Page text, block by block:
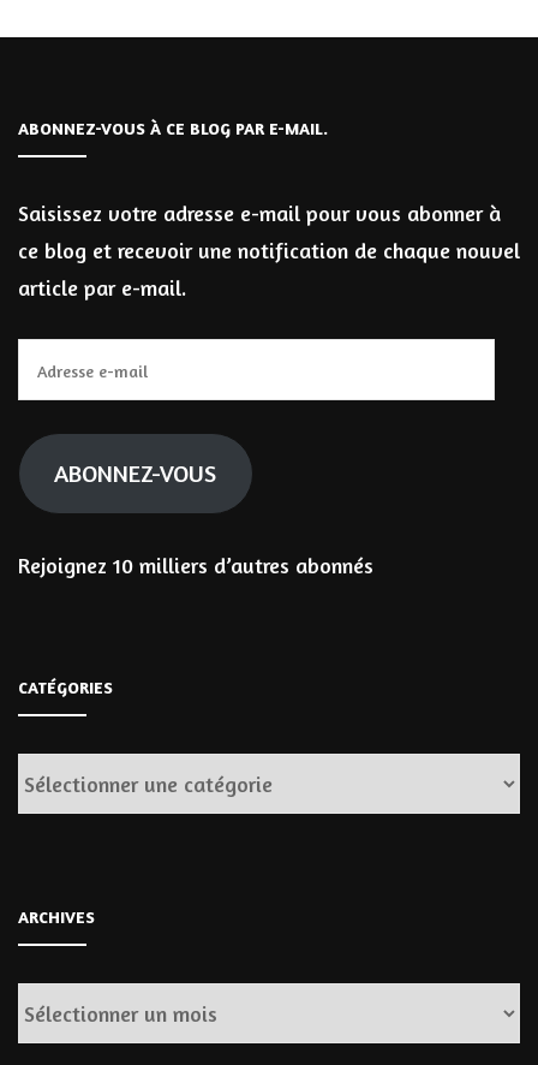
ABONNEZ-VOUS À CE BLOG PAR E-MAIL.
Saisissez votre adresse e-mail pour vous abonner à
ce blog et recevoir une notification de chaque nouvel
article par e-mail.
e-
mail
ABONNEZ-VOUS
Rejoignez 10 milliers d’autres abonnés
CATÉGORIES
Catégories
ARCHIVES
Archives